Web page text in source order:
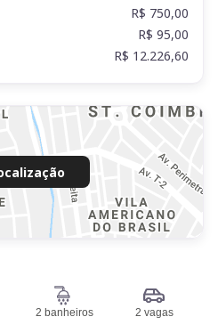
R$ 750,00
R$ 95,00
R$ 12.226,60
2 banheiros 2 vagas